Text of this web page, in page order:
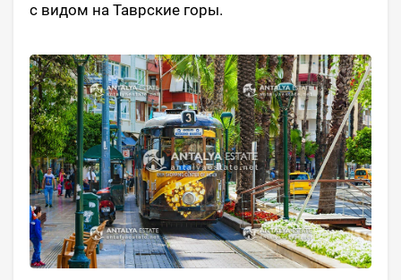
с видом на Таврские горы.